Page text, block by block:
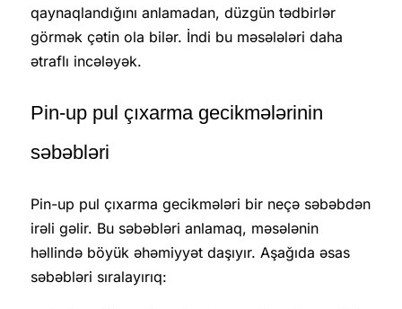
qaynaqlandığını anlamadan, düzgün tədbirlər
görmək çətin ola bilər. İndi bu məsələləri daha
ətraflı incələyək.
Pin-up pul çıxarma gecikmələrinin
səbəbləri
Pin-up pul çıxarma gecikmələri bir neçə səbəbdən
irəli gəlir. Bu səbəbləri anlamaq, məsələnin
həllində böyük əhəmiyyət daşıyır. Aşağıda əsas
səbəbləri sıralayırıq: